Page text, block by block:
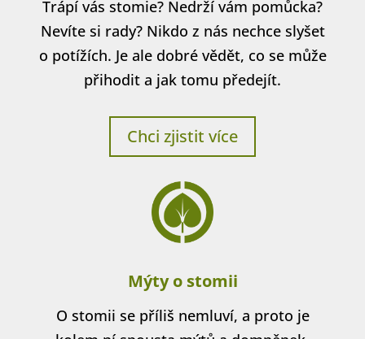
Trápí vás stomie? Nedrží vám pomůcka?
Nevíte si rady? Nikdo z nás nechce slyšet
o potížích. Je ale dobré vědět, co se může
přihodit a jak tomu předejít.
Chci zjistit více
Mýty o stomii
O stomii se příliš nemluví, a proto je